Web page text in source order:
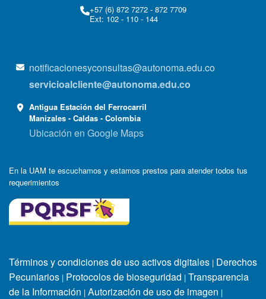
+57 (6) 872 7272 - 872 7709
Ext: 102 - 110 - 144
notificacionesyconsultas@autonoma.edu.co
servicioalcliente@autonoma.edu.co
Antigua Estación del Ferrocarril
Manizales - Caldas - Colombia
Ubicación en Google Maps
En la UAM te escuchamos y estamos prestos para atender todos tus
requerimientos
Términos y condiciones de uso activos digitales | Derechos
Pecuniarios | Protocolos de bioseguridad | Transparencia
de la Información | Autorización de uso de imagen |